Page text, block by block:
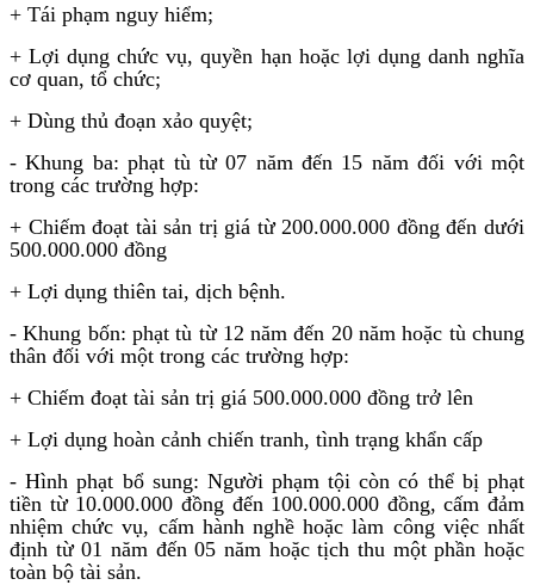
+ Tái phạm nguy hiểm;
+ Lợi dụng chức vụ, quyền hạn hoặc lợi dụng danh nghĩa
cơ quan, tổ chức;
+ Dùng thủ đoạn xảo quyệt;
- Khung ba: phạt tù từ 07 năm đến 15 năm đối với một
trong các trường hợp:
+ Chiếm đoạt tài sản trị giá từ 200.000.000 đồng đến dưới
500.000.000 đồng
+ Lợi dụng thiên tai, dịch bệnh.
- Khung bốn: phạt tù từ 12 năm đến 20 năm hoặc tù chung
thân đối với một trong các trường hợp:
+ Chiếm đoạt tài sản trị giá 500.000.000 đồng trở lên
+ Lợi dụng hoàn cảnh chiến tranh, tình trạng khẩn cấp
- Hình phạt bổ sung: Người phạm tội còn có thể bị phạt
tiền từ 10.000.000 đồng đến 100.000.000 đồng, cấm đảm
nhiệm chức vụ, cấm hành nghề hoặc làm công việc nhất
định từ 01 năm đến 05 năm hoặc tịch thu một phần hoặc
toàn bộ tài sản.